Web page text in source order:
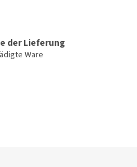
der Lieferung
Ware